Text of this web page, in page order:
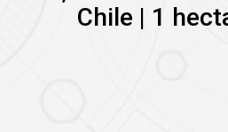
Chile | 1